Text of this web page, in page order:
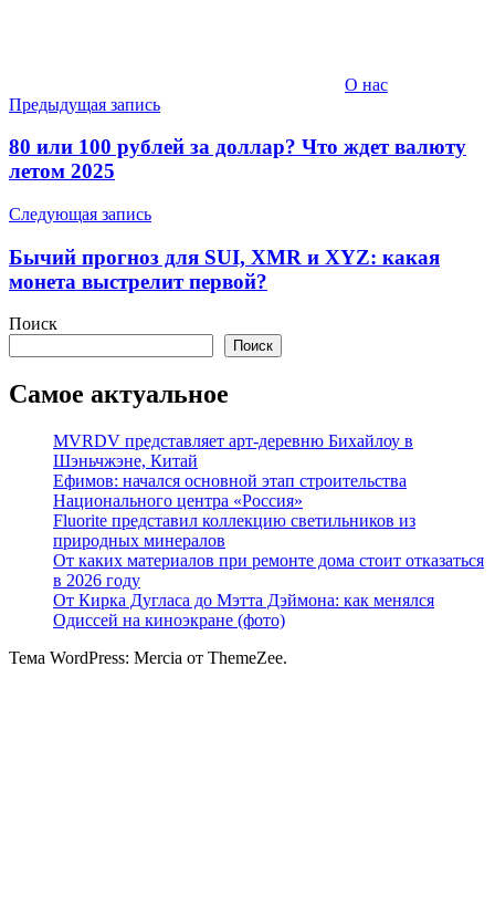
О нас
Навигация
по
записям
Предыдущая запись
80 или 100 рублей за доллар? Что ждет валюту
летом 2025
Следующая запись
Бычий прогноз для SUI, XMR и XYZ: какая
монета выстрелит первой?
Поиск
Поиск
Самое актуальное
MVRDV представляет арт-деревню Бихайлоу в
Шэньчжэне, Китай
Ефимов: начался основной этап строительства
Национального центра «Россия»
Fluorite представил коллекцию светильников из
природных минералов
От каких материалов при ремонте дома стоит отказаться
в 2026 году
От Кирка Дугласа до Мэтта Дэймона: как менялся
Одиссей на киноэкране (фото)
Тема WordPress: Mercia от ThemeZee.